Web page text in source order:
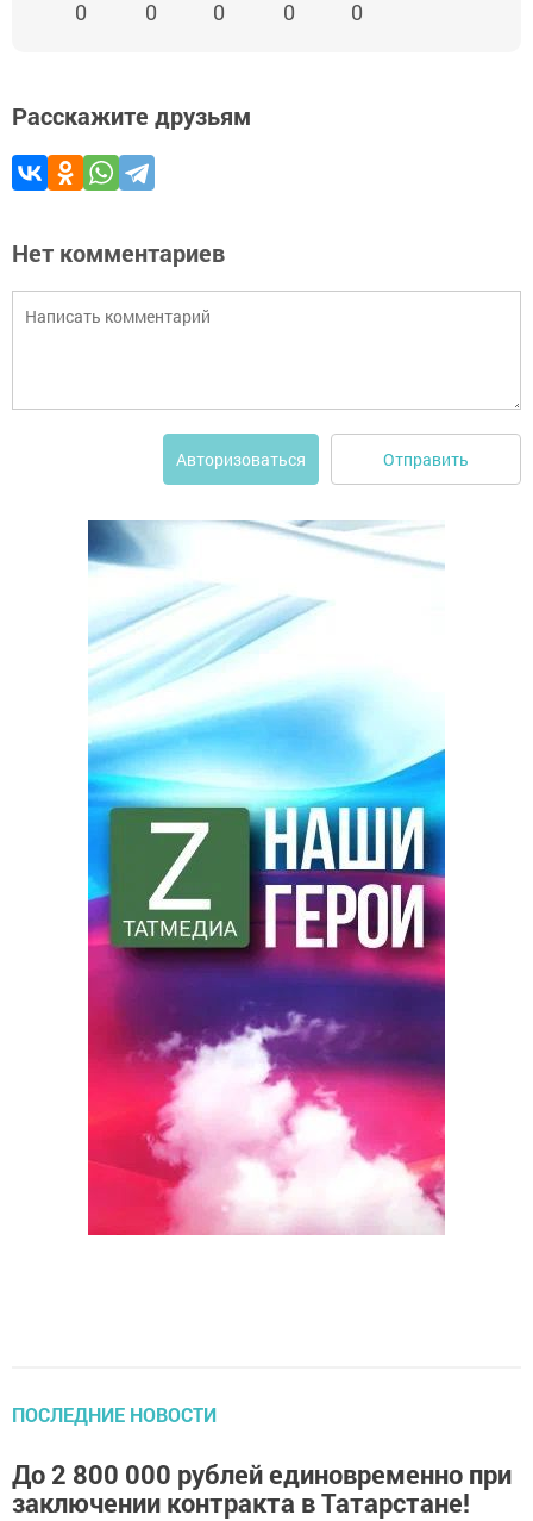
0 0 0 0 0
Расскажите друзьям
Нет комментариев
Авторизоваться Отправить
ПОСЛЕДНИЕ НОВОСТИ
До 2 800 000 рублей единовременно при
заключении контракта в Татарстане!